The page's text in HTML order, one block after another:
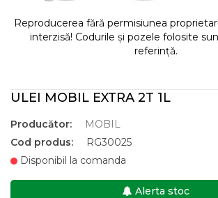
Reproducerea fără permisiunea
interzisă! Codurile și pozele folosite
referință.
ULEI MOBIL EXTRA 2T 1L
Producător:
MOBIL
Cod produs:
RG30025
Disponibil la comanda
Alerta stoc